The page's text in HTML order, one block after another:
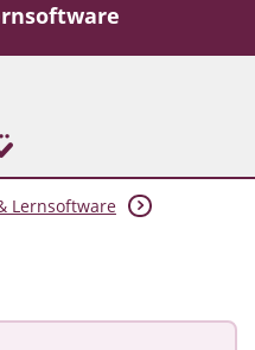
Netz
Lernsoftware